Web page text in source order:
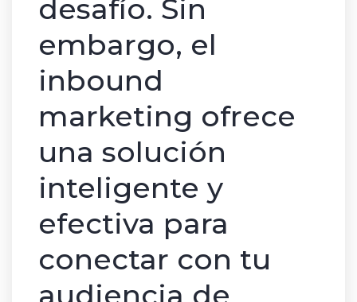
desafío. Sin
embargo, el
inbound
marketing ofrece
una solución
inteligente y
efectiva para
conectar con tu
audiencia de